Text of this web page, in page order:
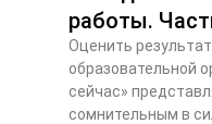
работы.
Оценить
образовательной
сейчас»
сомнительным в